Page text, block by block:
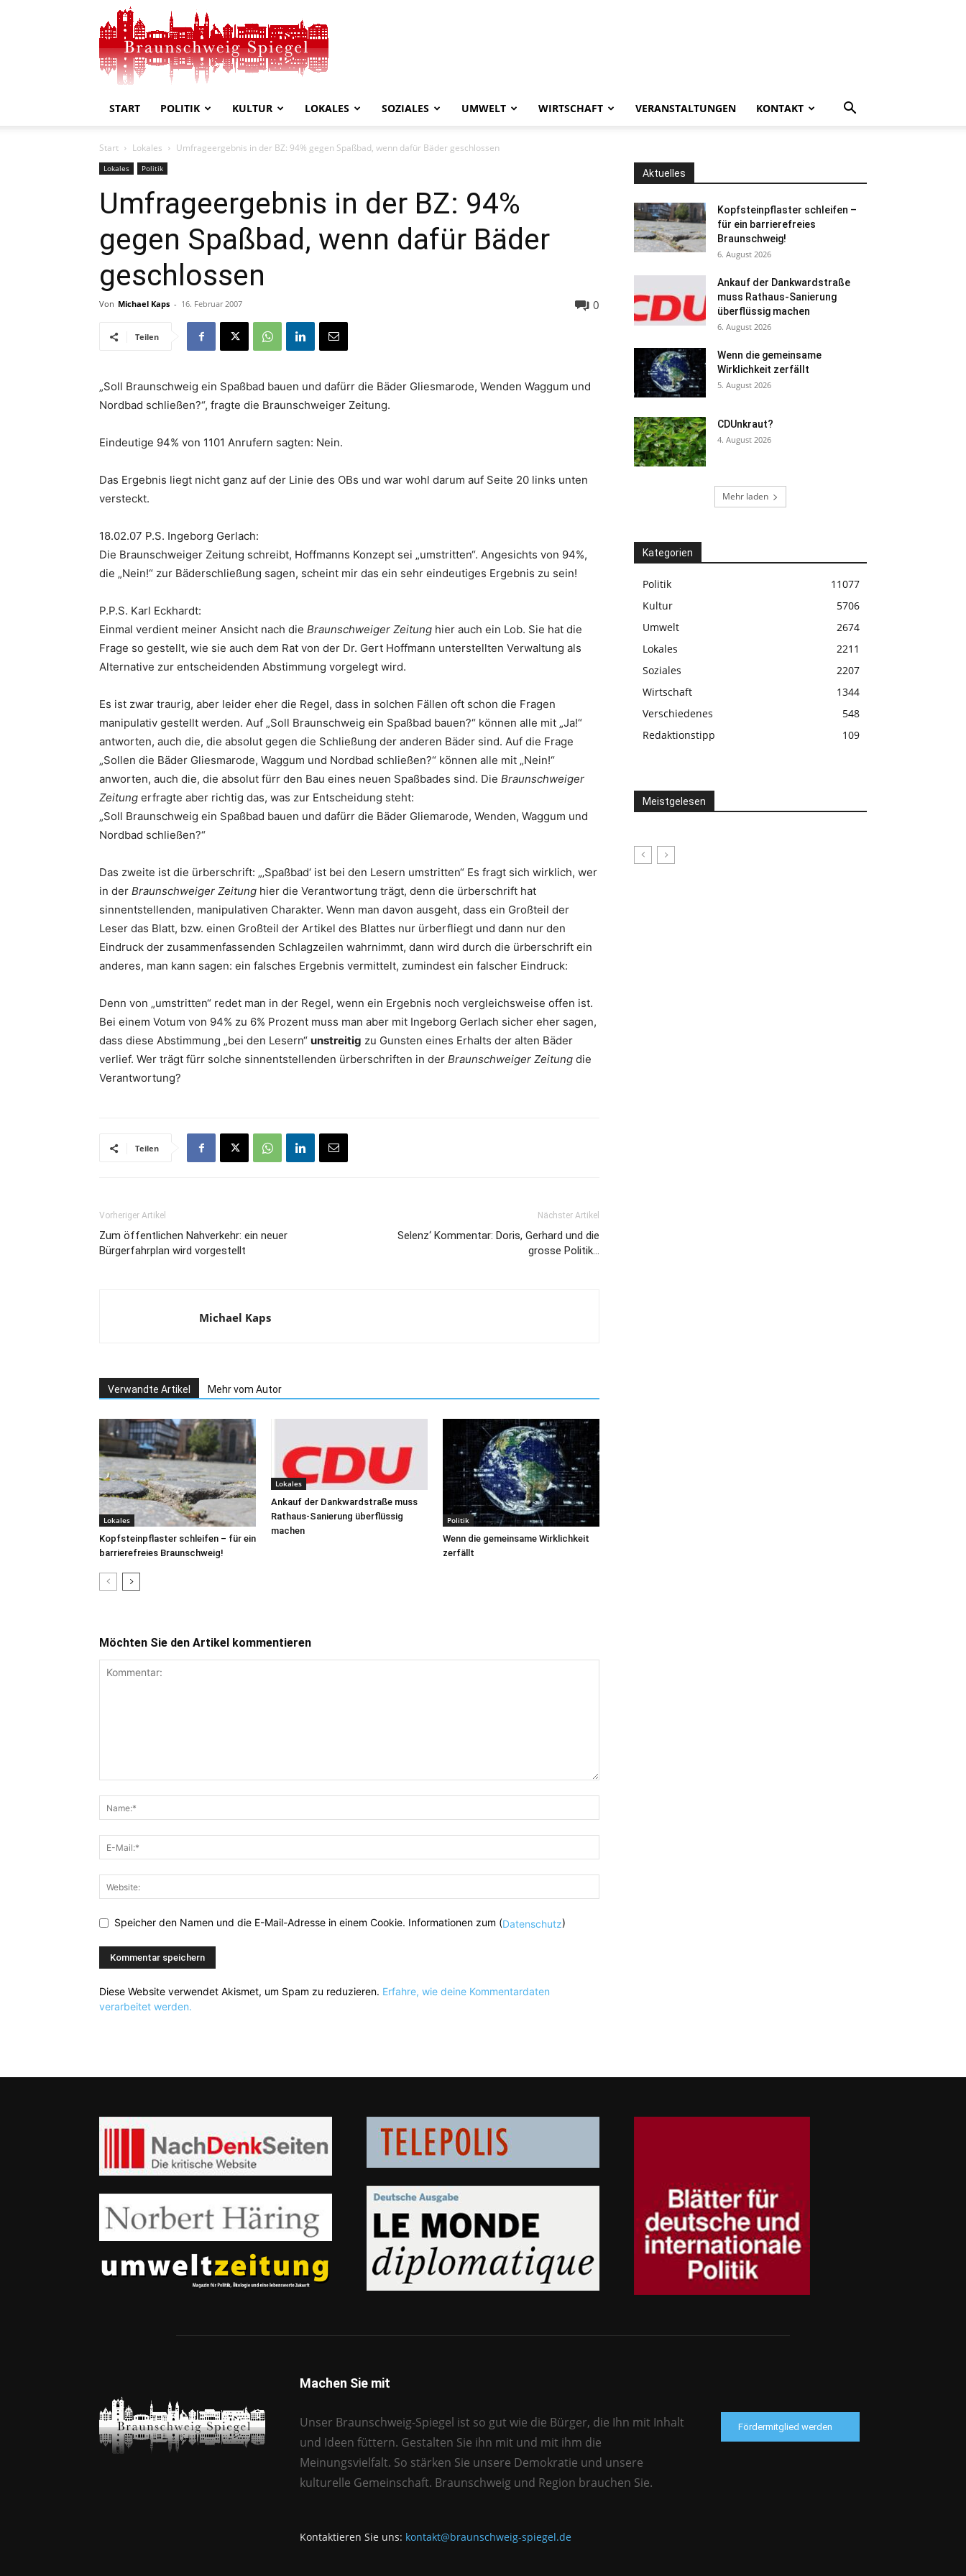
Spiegel
START POLITIK KULTUR LOKALES SOZIALES UMWELT WIRTSCHAFT VERANSTALTUNGEN KONTAKT
Start Lokales Umfrageergebnis in der BZ: 94% gegen Spaßbad, wenn dafür Bäder geschlossen
Lokales Politik
Umfrageergebnis in der BZ: 94%
gegen Spaßbad, wenn dafür Bäder
geschlossen
Von Michael Kaps - 16. Februar 2007 0
Teilen
„Soll Braunschweig ein Spaßbad bauen und dafürr die Bäder Gliesmarode, Wenden Waggum und
Nordbad schließen?“, fragte die Braunschweiger Zeitung.
Eindeutige 94% von 1101 Anrufern sagten: Nein.
Das Ergebnis liegt nicht ganz auf der Linie des OBs und war wohl darum auf Seite 20 links unten
versteckt.
18.02.07 P.S. Ingeborg Gerlach:
Die Braunschweiger Zeitung schreibt, Hoffmanns Konzept sei „umstritten“. Angesichts von 94%,
die „Nein!“ zur Bäderschließung sagen, scheint mir das ein sehr eindeutiges Ergebnis zu sein!
P.P.S. Karl Eckhardt:
Einmal verdient meiner Ansicht nach die Braunschweiger Zeitung hier auch ein Lob. Sie hat die
Frage so gestellt, wie sie auch dem Rat von der Dr. Gert Hoffmann unterstellten Verwaltung als
Alternative zur entscheidenden Abstimmung vorgelegt wird.
Es ist zwar traurig, aber leider eher die Regel, dass in solchen Fällen oft schon die Fragen
manipulativ gestellt werden. Auf „Soll Braunschweig ein Spaßbad bauen?“ können alle mit „Ja!“
antworten, auch die, die absolut gegen die Schließung der anderen Bäder sind. Auf die Frage
„Sollen die Bäder Gliesmarode, Waggum und Nordbad schließen?“ können alle mit „Nein!“
anworten, auch die, die absolut fürr den Bau eines neuen Spaßbades sind. Die Braunschweiger
Zeitung erfragte aber richtig das, was zur Entscheidung steht:
„Soll Braunschweig ein Spaßbad bauen und dafürr die Bäder Gliemarode, Wenden, Waggum und
Nordbad schließen?“
Das zweite ist die ürberschrift: „‚Spaßbad‘ ist bei den Lesern umstritten“ Es fragt sich wirklich, wer
in der Braunschweiger Zeitung hier die Verantwortung trägt, denn die ürberschrift hat
sinnentstellenden, manipulativen Charakter. Wenn man davon ausgeht, dass ein Großteil der
Leser das Blatt, bzw. einen Großteil der Artikel des Blattes nur ürberfliegt und dann nur den
Eindruck der zusammenfassenden Schlagzeilen wahrnimmt, dann wird durch die ürberschrift ein
anderes, man kann sagen: ein falsches Ergebnis vermittelt, zumindest ein falscher Eindruck:
Denn von „umstritten“ redet man in der Regel, wenn ein Ergebnis noch vergleichsweise offen ist.
Bei einem Votum von 94% zu 6% Prozent muss man aber mit Ingeborg Gerlach sicher eher sagen,
dass diese Abstimmung „bei den Lesern“ unstreitig zu Gunsten eines Erhalts der alten Bäder
verlief. Wer trägt fürr solche sinnentstellenden ürberschriften in der Braunschweiger Zeitung die
Verantwortung?
Teilen
Vorheriger Artikel
Zum öffentlichen Nahverkehr: ein neuer
Bürgerfahrplan wird vorgestellt
Nächster Artikel
Selenz‘ Kommentar: Doris, Gerhard und die
grosse Politik…
Michael Kaps
Verwandte Artikel Mehr vom Autor
Lokales
Kopfsteinpflaster schleifen – für ein
barrierefreies Braunschweig!
Lokales
Ankauf der Dankwardstraße muss
Rathaus-Sanierung überflüssig
machen
Politik
Wenn die gemeinsame Wirklichkeit
zerfällt
Möchten Sie den Artikel kommentieren
Speicher den Namen und die E-Mail-Adresse in einem Cookie. Informationen zum (Datenschutz)
Diese Website verwendet Akismet, um Spam zu reduzieren. Erfahre, wie deine Kommentardaten
verarbeitet werden.
Aktuelles
Kopfsteinpflaster schleifen –
für ein barrierefreies
Braunschweig!
6. August 2026
Ankauf der Dankwardstraße
muss Rathaus-Sanierung
überflüssig machen
6. August 2026
Wenn die gemeinsame
Wirklichkeit zerfällt
5. August 2026
CDUnkraut?
4. August 2026
Mehr laden
Kategorien
Politik
11077
Kultur
5706
Umwelt
2674
Lokales
2211
Soziales
2207
Wirtschaft
1344
Verschiedenes
548
Redaktionstipp
109
Meistgelesen
Machen Sie mit
Unser Braunschweig-Spiegel ist so gut wie die Bürger, die Ihn mit Inhalt
und Ideen füttern. Gestalten Sie ihn mit und mit ihm die
Meinungsvielfalt. So stärken Sie unsere Demokratie und unsere
kulturelle Gemeinschaft. Braunschweig und Region brauchen Sie.
Fördermitglied werden
Kontaktieren Sie uns: kontakt@braunschweig-spiegel.de